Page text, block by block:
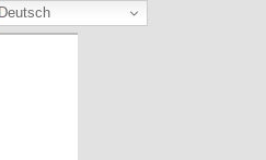
Deutsch